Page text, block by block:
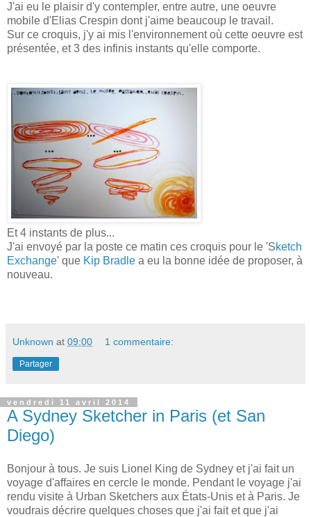
J'ai eu le plaisir d'y contempler, entre autre, une oeuvre
mobile d'Elias Crespin dont j'aime beaucoup le travail.
Sur ce croquis, j'y ai mis l'environnement où cette oeuvre est
présentée, et 3 des infinis instants qu'elle comporte.
Et 4 instants de plus...
J'ai envoyé par la poste ce matin ces croquis pour le 'Sketch
Exchange' que Kip Bradle a eu la bonne idée de proposer, à
nouveau.
Unknown at 09:00 1 commentaire:
Partager
vendredi 11 avril 2014
A Sydney Sketcher in Paris (et San
Diego)
Bonjour à tous. Je suis Lionel King de Sydney et j'ai fait un
voyage d'affaires en cercle le monde. Pendant le voyage j'ai
rendu visite à Urban Sketchers aux États-Unis et à Paris. Je
voudrais décrire quelques choses que j'ai fait et que j'ai